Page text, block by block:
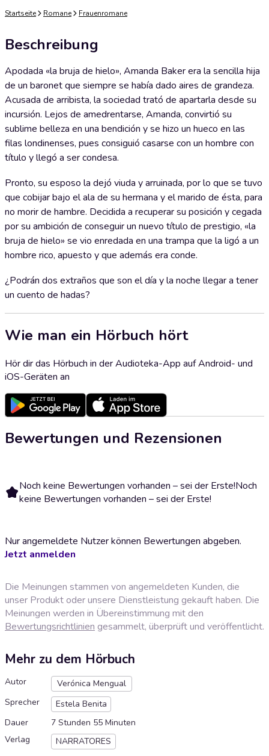
Startseite Romane Frauenromane
Beschreibung
Apodada «la bruja de hielo», Amanda Baker era la sencilla hija
de un baronet que siempre se había dado aires de grandeza.
Acusada de arribista, la sociedad trató de apartarla desde su
incursión. Lejos de amedrentarse, Amanda, convirtió su
sublime belleza en una bendición y se hizo un hueco en las
filas londinenses, pues consiguió casarse con un hombre con
título y llegó a ser condesa.
Pronto, su esposo la dejó viuda y arruinada, por lo que se tuvo
que cobijar bajo el ala de su hermana y el marido de ésta, para
no morir de hambre. Decidida a recuperar su posición y cegada
por su ambición de conseguir un nuevo título de prestigio, «la
bruja de hielo» se vio enredada en una trampa que la ligó a un
hombre rico, apuesto y que además era conde.
¿Podrán dos extraños que son el día y la noche llegar a tener
un cuento de hadas?
Wie man ein Hörbuch hört
Hör dir das Hörbuch in der Audioteka-App auf Android- und
iOS-Geräten an
Bewertungen und Rezensionen
Noch keine Bewertungen vorhanden – sei der Erste!Noch
keine Bewertungen vorhanden – sei der Erste!
Nur angemeldete Nutzer können Bewertungen abgeben.
Jetzt anmelden
Die Meinungen stammen von angemeldeten Kunden, die
unser Produkt oder unsere Dienstleistung gekauft haben. Die
Meinungen werden in Übereinstimmung mit den
Bewertungsrichtlinien gesammelt, überprüft und veröffentlicht.
Mehr zu dem Hörbuch
Autor
Verónica Mengual
Sprecher
Estela Benita
Dauer
7 Stunden 55 Minuten
Verlag
NARRATORES